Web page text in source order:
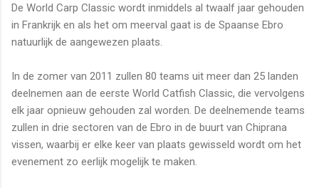
De World Carp Classic wordt inmiddels al twaalf jaar gehouden
in Frankrijk en als het om meerval gaat is de Spaanse Ebro
natuurlijk de aangewezen plaats.
In de zomer van 2011 zullen 80 teams uit meer dan 25 landen
deelnemen aan de eerste World Catfish Classic, die vervolgens
elk jaar opnieuw gehouden zal worden. De deelnemende teams
zullen in drie sectoren van de Ebro in de buurt van Chiprana
vissen, waarbij er elke keer van plaats gewisseld wordt om het
evenement zo eerlijk mogelijk te maken.